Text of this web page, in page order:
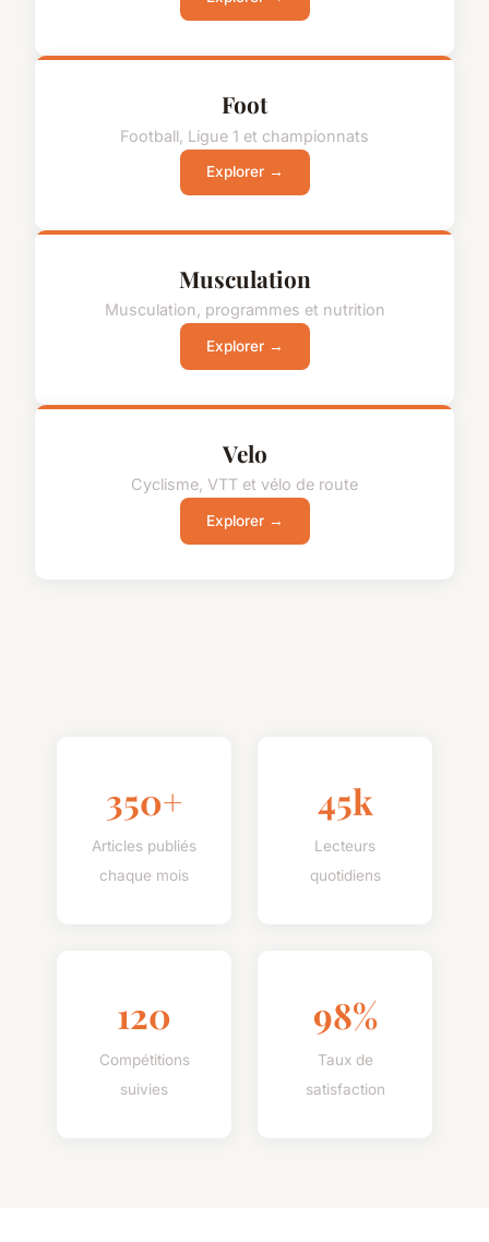
Foot
Football, Ligue 1 et championnats
Explorer →
Musculation
Musculation, programmes et nutrition
Explorer →
Velo
Cyclisme, VTT et vélo de route
Explorer →
350+
Articles publiés
chaque mois
45k
Lecteurs
quotidiens
120
Compétitions
suivies
98%
Taux de
satisfaction